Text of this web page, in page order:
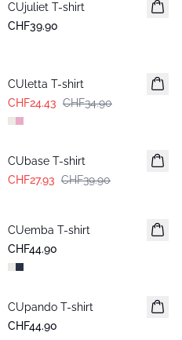
Neuheiten
CUjuliet T-shirt
CHF39.90
CUletta T-shirt
CHF24.43 CHF34.90
-30%
CUbase T-shirt
CHF27.93 CHF39.90
Neuheiten
CUemba T-shirt
CHF44.90
Neuheiten
CUpando T-shirt
CHF44.90